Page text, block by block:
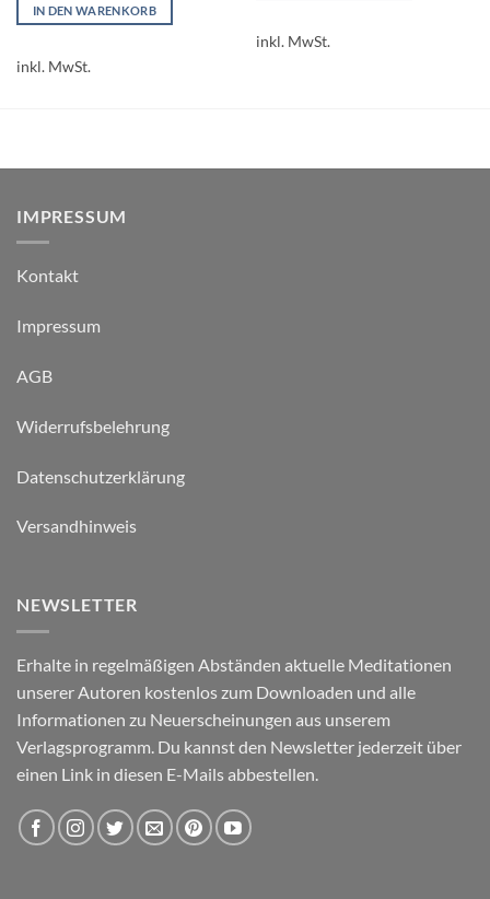
IN DEN WARENKORB
inkl. MwSt.
inkl. MwSt.
IMPRESSUM
Kontakt
Impressum
AGB
Widerrufsbelehrung
Datenschutzerklärung
Versandhinweis
NEWSLETTER
Erhalte in regelmäßigen Abständen aktuelle Meditationen
unserer Autoren kostenlos zum Downloaden und alle
Informationen zu Neuerscheinungen aus unserem
Verlagsprogramm. Du kannst den Newsletter jederzeit über
einen Link in diesen E-Mails abbestellen.